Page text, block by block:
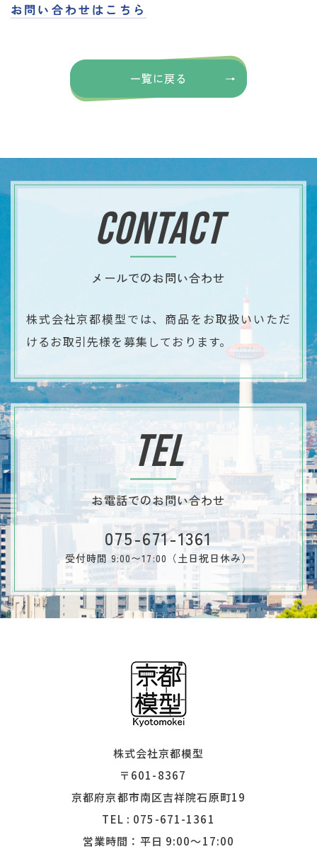
お問い合わせはこちら
一覧に戻る
CONTACT
メールでのお問い合わせ
株式会社京都模型では、商品をお取扱いいただ
ける​​​​​​​お取引先様を募集しております。
TEL
お電話でのお問い合わせ
075-671-1361
受付時間 9:00〜17:00（土日祝日休み）
株式会社京都模型
〒601-8367
​​​​​​​京都府京都市南区吉祥院石原町19
TEL : 075-671-1361
営業時間：平日 9:00〜17:00